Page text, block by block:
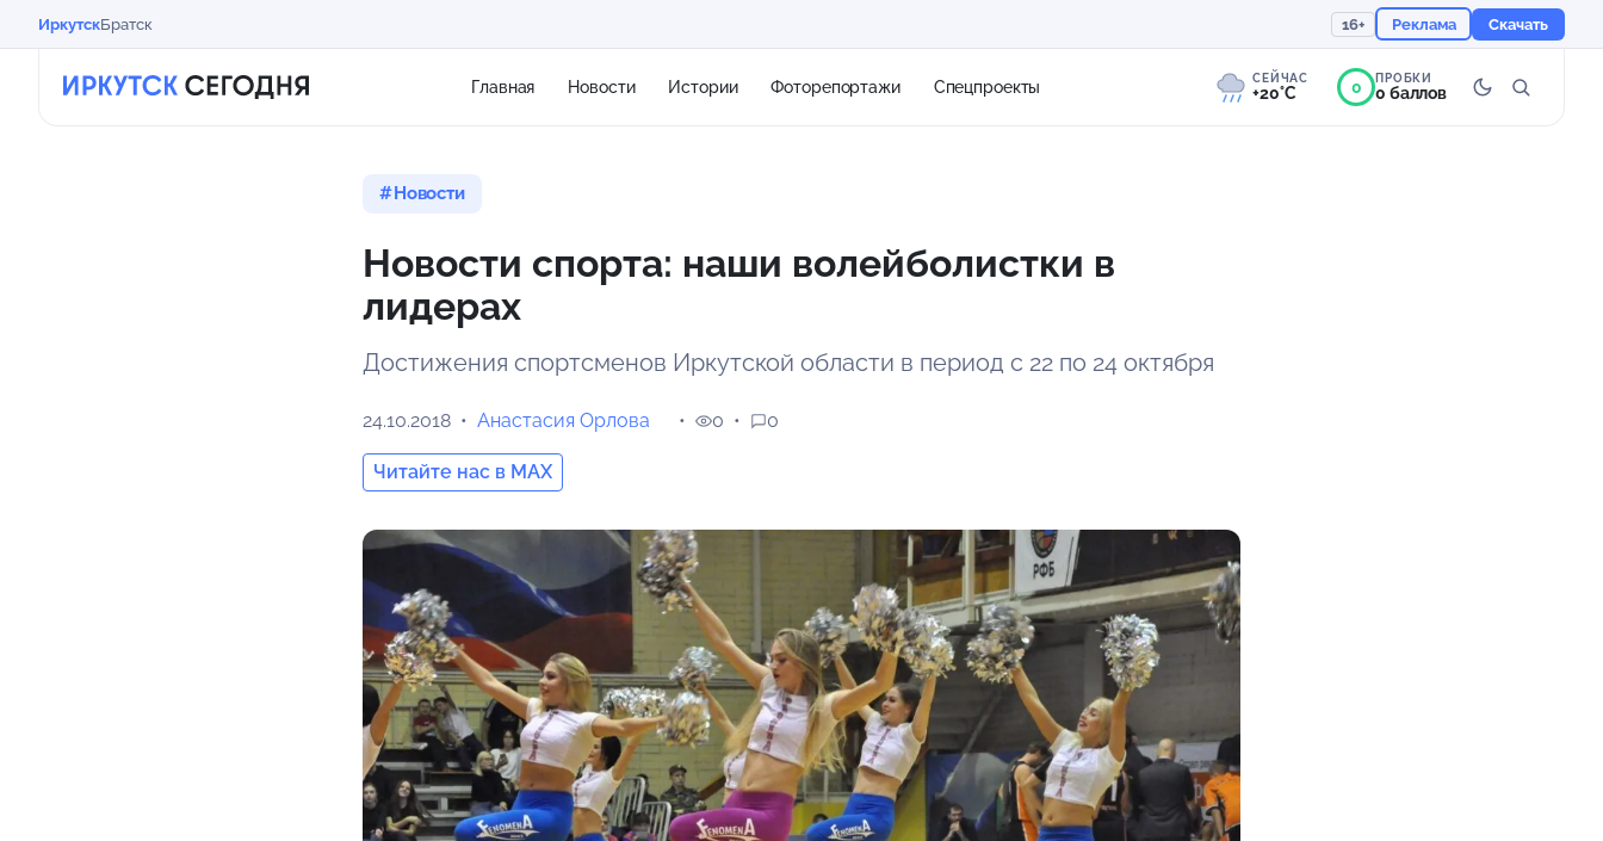
ИркутскБратск 16+ Реклама Скачать
Главная Новости Истории Фоторепортажи Спецпроекты СЕЙЧАС
+20°C 0 ПРОБКИ
0 баллов
Новости
Новости спорта: наши волейболистки в
лидерах
Достижения спортсменов Иркутской области в период с 22 по 24 октября
24.10.2018 Анастасия Орлова
Читайте нас в MAX
0 0